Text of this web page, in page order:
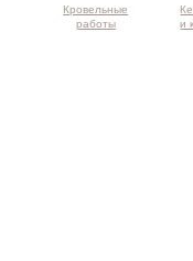
Кровельные
работы
и